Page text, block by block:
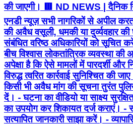
की जाएगी। 🟥 ND NEWS | दैनिक
एनडी न्यूज़ सभी नागरिकों से अपील
की अवैध वसूली, धमकी या दुर्व्यवहार
संबंधित वरिष्ठ अधिकारियों को
बीच विश्वास लोकतांत्रिक व्यवस्था
अपेक्षा है कि ऐसे मामलों में पारदर्शी और
विरुद्ध त्वरित कार्रवाई सुनिश्चित की
किसी भी अवैध मांग की सूचना तुरंत
दें। - घटना का वीडियो या साक्ष्य
का उपयोग कर शिकायत दर्ज कराएं। -
सत्यापित जानकारी साझा करें। -